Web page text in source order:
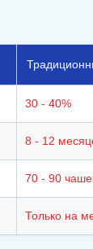
30 - 40%
8 - 12
70 - 90
Только на